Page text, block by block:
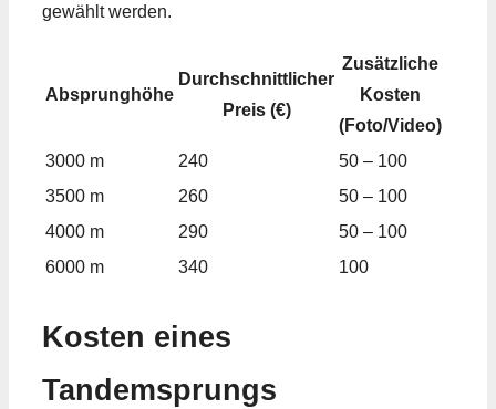
gewählt werden.
Absprunghöhe
Durchschnittlicher
Preis (€)
Zusätzliche
Kosten
(Foto/Video)
3000 m
240
50 – 100
3500 m
260
50 – 100
4000 m
290
50 – 100
6000 m
340 100
Kosten eines
Tandemsprungs